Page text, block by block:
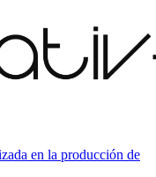
en la producción de